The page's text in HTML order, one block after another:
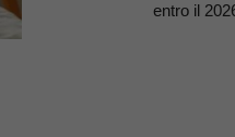
entro il